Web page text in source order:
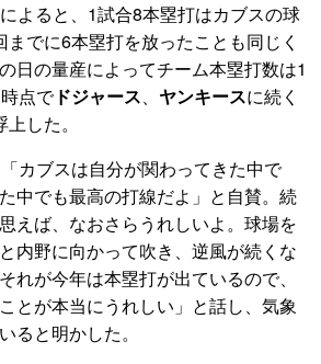
よると、1試合8本塁打はカブスの球
でに6本塁打を放ったことも同じく
日の量産によってチーム本塁打数は1
点でドジャース、 ヤンキースに続く
した。
カブスは自分が関わってきた中で
中でも最高の打線だよ」と自賛。続
えば、なおさらうれしいよ。球場を
内野に向かって吹き、逆風が続くな
れが今年は本塁打が出ているので、
とが本当にうれしい」と話し、気象
ると明かした。